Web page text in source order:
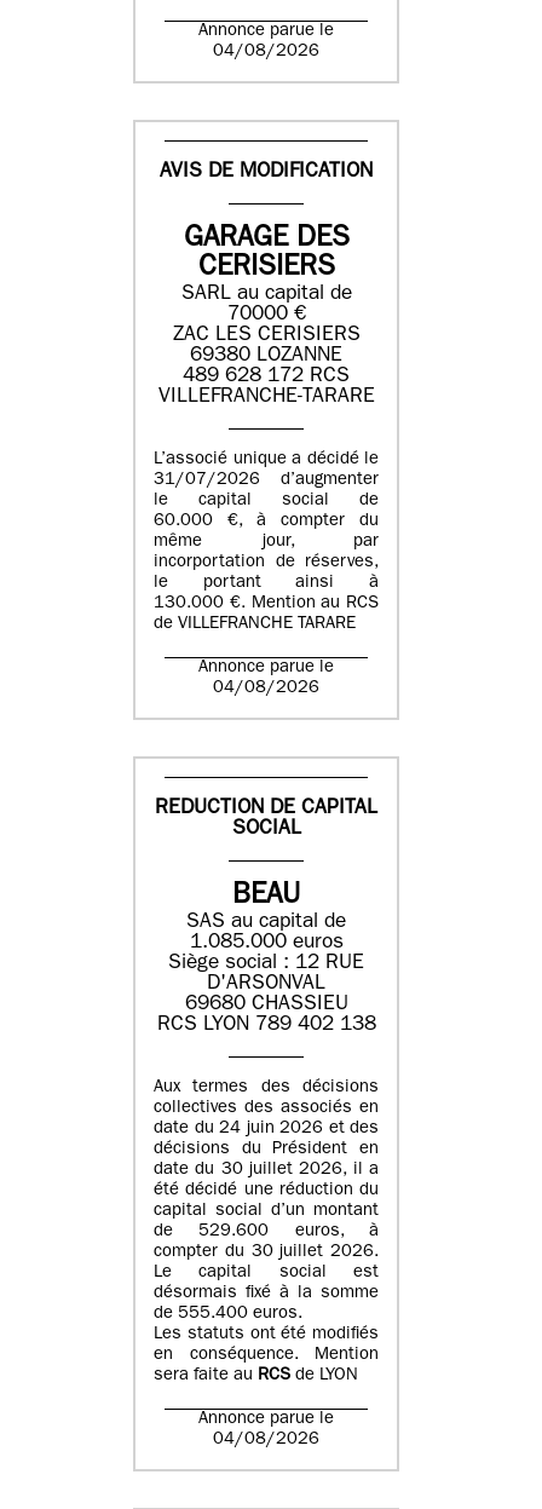
Annonce parue le
04/08/2026
AVIS DE MODIFICATION
GARAGE DES
CERISIERS
SARL au capital de
70000 €
ZAC LES CERISIERS
69380 LOZANNE
489 628 172 RCS
VILLEFRANCHE-TARARE
L’associé unique a décidé le
31/07/2026 d’augmenter
le capital social de
60.000 €, à compter du
même jour, par
incorportation de réserves,
le portant ainsi à
130.000 €. Mention au RCS
de VILLEFRANCHE TARARE
Annonce parue le
04/08/2026
REDUCTION DE CAPITAL
SOCIAL
BEAU
SAS au capital de
1.085.000 euros
Siège social : 12 RUE
D'ARSONVAL
69680 CHASSIEU
RCS LYON 789 402 138
Aux termes des décisions
collectives des associés en
date du 24 juin 2026 et des
décisions du Président en
date du 30 juillet 2026, il a
été décidé une réduction du
capital social d’un montant
de 529.600 euros, à
compter du 30 juillet 2026.
Le capital social est
désormais fixé à la somme
de 555.400 euros.
Les statuts ont été modifiés
en conséquence. Mention
sera faite au RCS de LYON
Annonce parue le
04/08/2026